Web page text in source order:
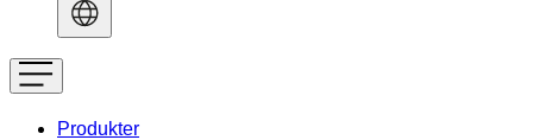
Produkter